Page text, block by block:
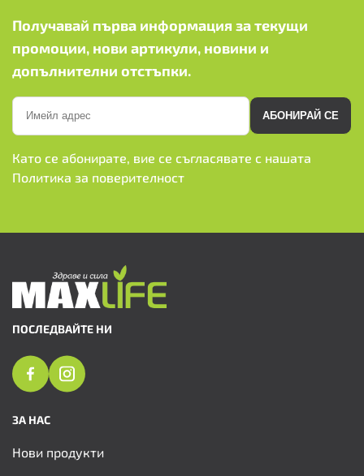
Получавай първа информация за текущи
промоции, нови артикули, новини и
допълнителни отстъпки.
АБОНИРАЙ СЕ
Като се абонирате, вие се съгласявате с нашата
Политика за поверителност
ПОСЛЕДВАЙТЕ НИ
ЗА НАС
Нови продукти